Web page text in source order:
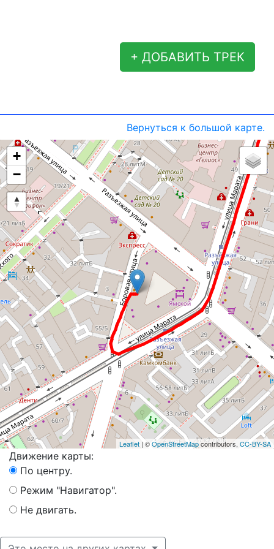
+ ДОБАВИТЬ ТРЕК
Вернуться к большой карте.
+
−
Leaflet | ©OpenStreetMapcontributors, CC-BY-SA
Движение карты:
По центру.
Режим "Навигатор".
Не двигать.